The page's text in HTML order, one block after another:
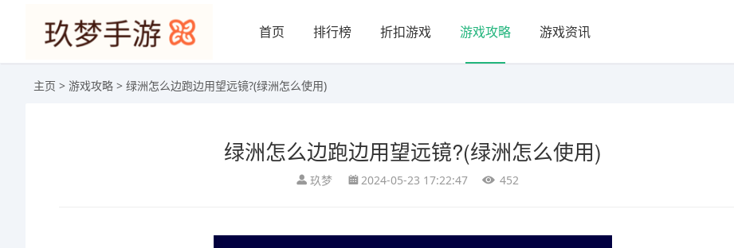
首页 排行榜 折扣游戏 游戏攻略 游戏资讯
主页 > 游戏攻略 > 绿洲怎么边跑边用望远镜?(绿洲怎么使用)
绿洲怎么边跑边用望远镜?(绿洲怎么使用)
玖梦 2024-05-23 17:22:47 452